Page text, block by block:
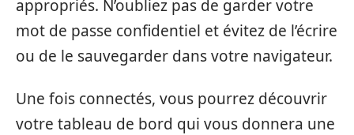
appropriés. N’oubliez pas de garder votre
mot de passe confidentiel et évitez de l’écrire
ou de le sauvegarder dans votre navigateur.
Une fois connectés, vous pourrez découvrir
votre tableau de bord qui vous donnera une